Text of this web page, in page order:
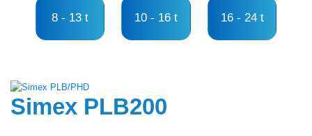
8 - 13 t 10 - 16 t 16 - 24 t
Simex PLB200